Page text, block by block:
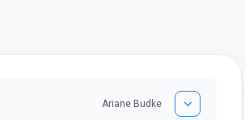
Ariane Budke